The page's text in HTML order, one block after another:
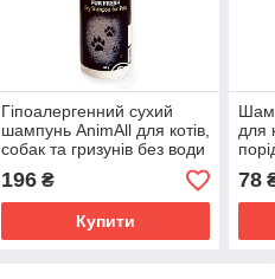
Гіпоалергенний сухий
шампунь AnimAll для котів,
собак та гризунів без води
з ароматом лісових ягод
40 г
196₴
Купити
для
78